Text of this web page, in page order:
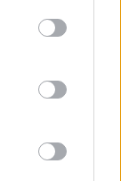
may click to
tags to
below Google